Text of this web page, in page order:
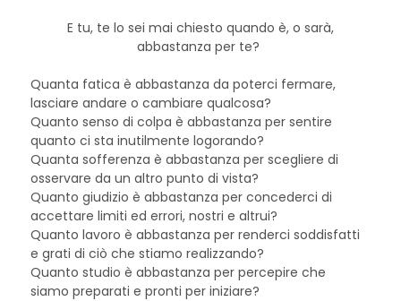
E tu, te lo sei mai chiesto quando è, o sarà,
abbastanza per te?
Quanta fatica è abbastanza da poterci fermare,
lasciare andare o cambiare qualcosa?
Quanto senso di colpa è abbastanza per sentire
quanto ci sta inutilmente logorando?
Quanta sofferenza è abbastanza per scegliere di
osservare da un altro punto di vista?
Quanto giudizio è abbastanza per concederci di
accettare limiti ed errori, nostri e altrui?
Quanto lavoro è abbastanza per renderci soddisfatti
e grati di ciò che stiamo realizzando?
Quanto studio è abbastanza per percepire che
siamo preparati e pronti per iniziare?